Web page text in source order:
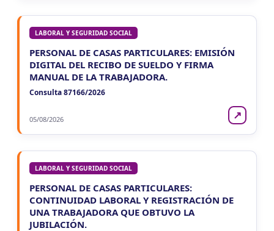
LABORAL Y SEGURIDAD SOCIAL
PERSONAL DE CASAS PARTICULARES: EMISIÓN
DIGITAL DEL RECIBO DE SUELDO Y FIRMA
MANUAL DE LA TRABAJADORA.
Consulta 87166/2026
05/08/2026 ↗
LABORAL Y SEGURIDAD SOCIAL
PERSONAL DE CASAS PARTICULARES:
CONTINUIDAD LABORAL Y REGISTRACIÓN DE
UNA TRABAJADORA QUE OBTUVO LA
JUBILACIÓN.